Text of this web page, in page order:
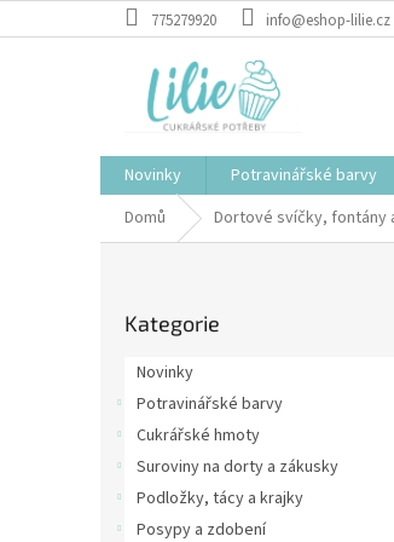
na
775279920 info@eshop-lilie.cz
Novinky Potravinářské barvy
Domů
Dortové svíčky, fontány
kategorie
Kategorie
Novinky
Potravinářské barvy
Cukrářské hmoty
Suroviny na dorty a zákusky
Podložky, tácy a krajky
Posypy a zdobení